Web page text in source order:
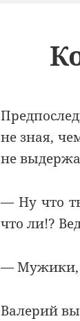
не зная,
не
— Ну что
что ли!?
— Мужики,
Валерий